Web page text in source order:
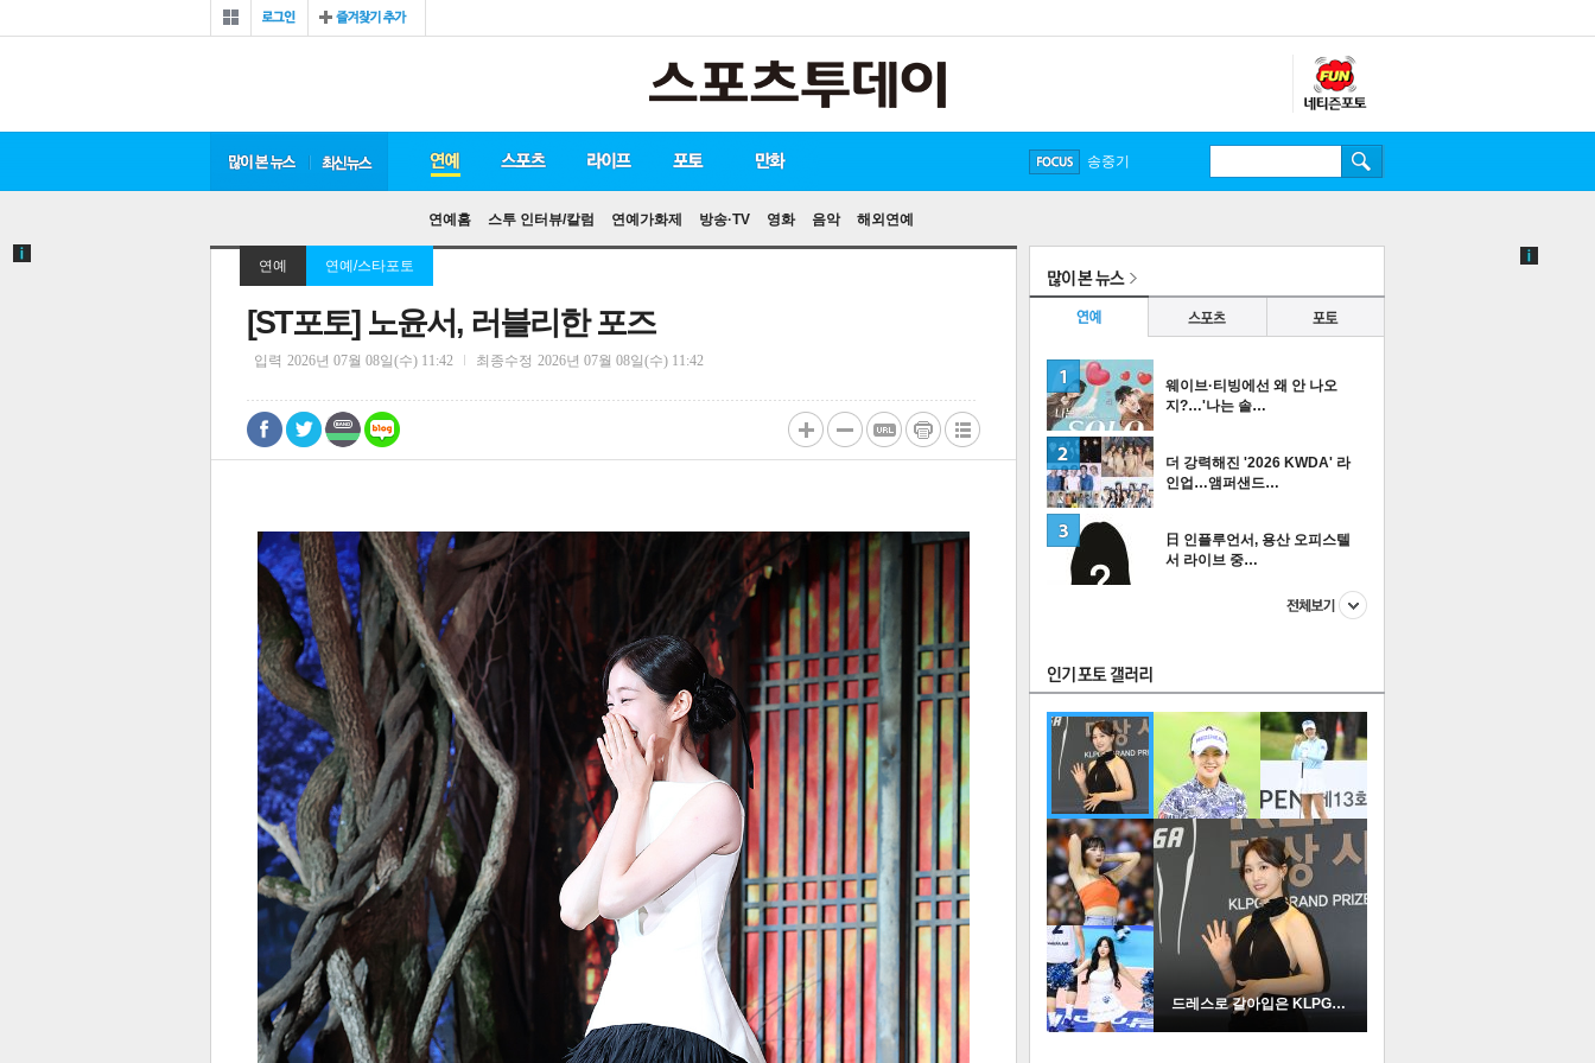
로그 즐겨찾기
많이 본 뉴스 최신 뉴스 연예
연예홈 스투 인터뷰/칼럼 연예가화제 방송·TV 영화 음악 해외연예
스포츠 라이프 포토
만화
FOCUS
송중기
연예 연예/스타포토
[ST포토] 노윤서, 러블리한 포즈
입력 2026년 07월 08일(수) 11:42 최종수정 2026년 07월 08일(수) 11:42
페이 트위 밴드 네이
댓글
0
텍스 url 복 목록
많이 본 뉴스
연예
스포츠 포토
웨이브·티빙에선 왜 안 나오
지?…'나는 솔…
2
더 강력해진 '2026 KWDA' 라
인업…앰퍼샌드…
日 인플루언서, 용산 오피스텔
서 라이브 중…
드레스로 갈아입은 KLPGA …